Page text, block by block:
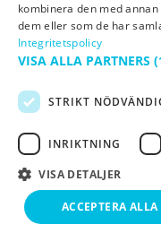
kombinera den med
dem eller som de har
Integritetspolicy
VISA ALLA PARTNERS
STRIKT
INRIKTNING
VISA DETALJER
ACCEPTERA ALLA